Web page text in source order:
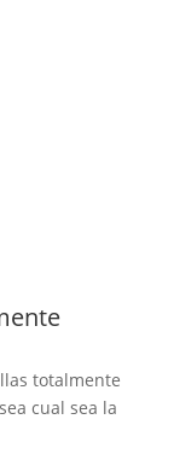
totalmente
cual sea la